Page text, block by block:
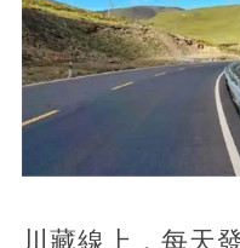
川藏線上，每天